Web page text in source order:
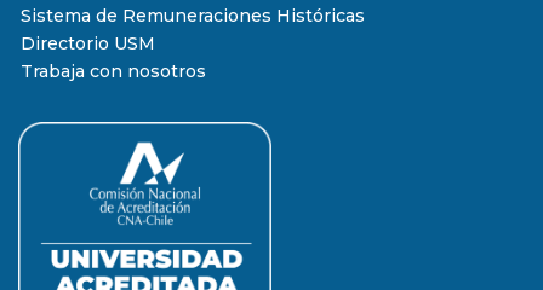
Sistema de Remuneraciones Históricas
Directorio USM
Trabaja con nosotros